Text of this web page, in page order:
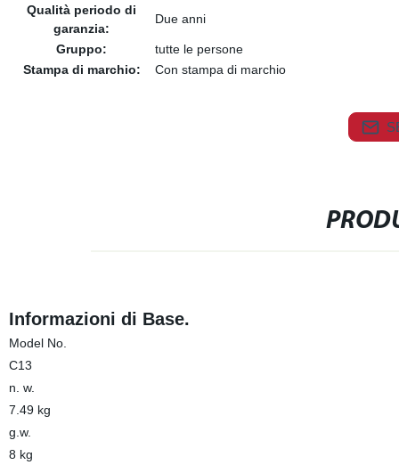
Qualità periodo di
garanzia:
Due anni
Gruppo:
tutte le persone
Stampa di marchio:
Con stampa di marchio
Informazioni di Base.
Model No.
C13
n. w.
7.49 kg
g.w.
8 kg